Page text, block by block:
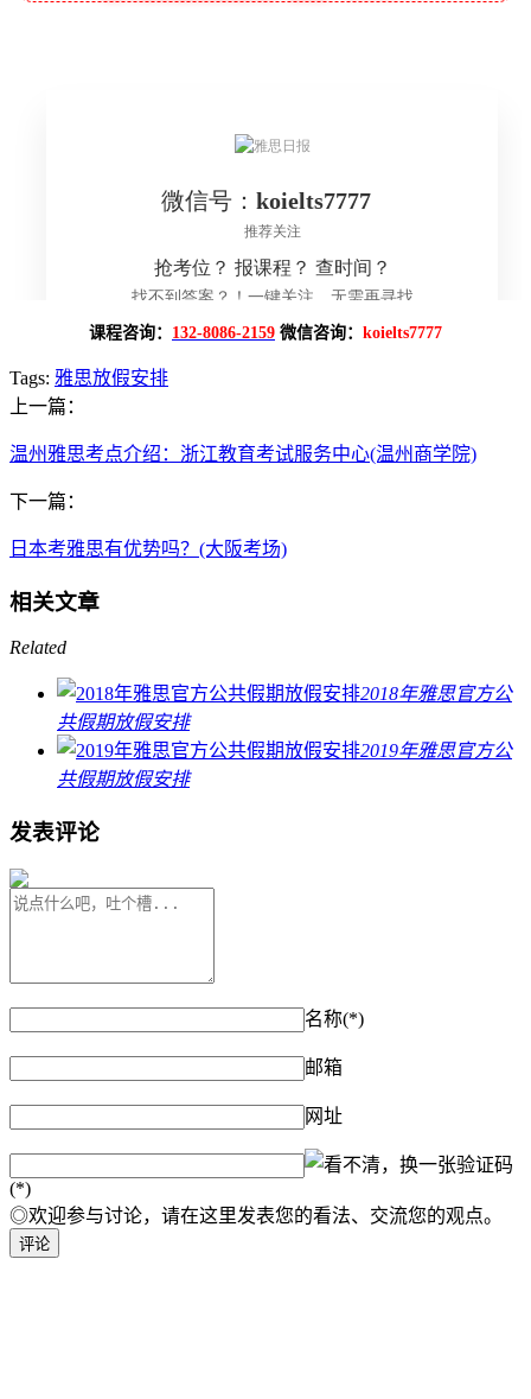
课程咨询： 132-8086-2159 微信咨询： koielts7777
Tags: 雅思放假安排
上一篇：
温州雅思考点介绍：浙江教育考试服务中心(温州商学院)
下一篇：
日本考雅思有优势吗？(大阪考场)
相关文章
Related
2018年雅思官方公
共假期放假安排
2019年雅思官方公
共假期放假安排
发表评论
名称(*)
邮箱
网址
验证码
(*)
◎欢迎参与讨论，请在这里发表您的看法、交流您的观点。